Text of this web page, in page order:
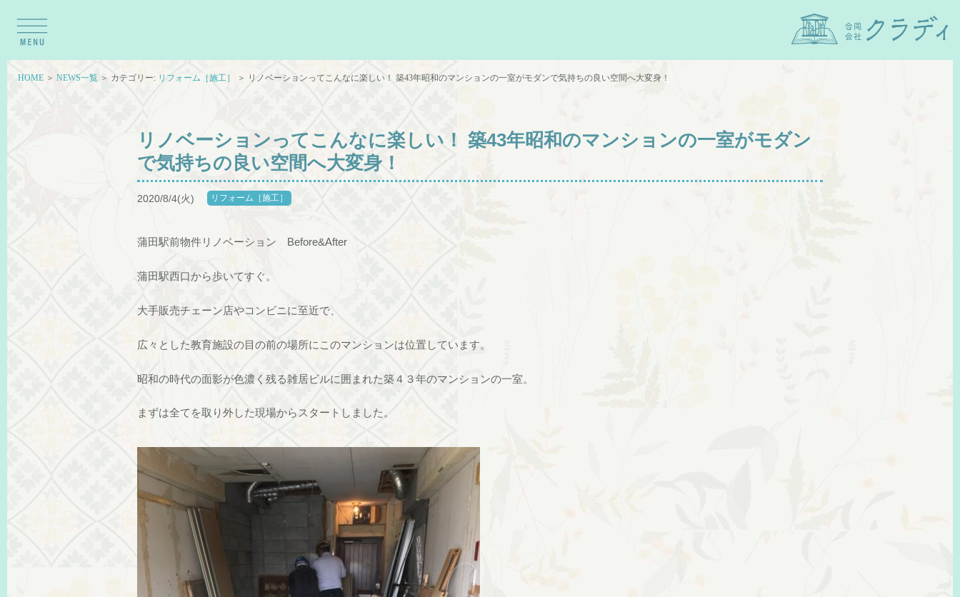
HOME ＞ NEWS一覧 ＞ カテゴリー: リフォーム［施工］ ＞ リノベーションってこんなに楽しい！ 築43年昭和のマンションの一室がモダンで気持ちの良い空間へ大変身！
リノベーションってこんなに楽しい！ 築43年昭和のマンションの一室がモダン
で気持ちの良い空間へ大変身！
2020/8/4(火) リフォーム［施工］
蒲田駅前物件リノベーション Before&After
蒲田駅西口から歩いてすぐ。
大手販売チェーン店やコンビニに至近で、
広々とした教育施設の目の前の場所にこのマンションは位置しています。
昭和の時代の面影が色濃く残る雑居ビルに囲まれた築４３年のマンションの一室。
まずは全てを取り外した現場からスタートしました。